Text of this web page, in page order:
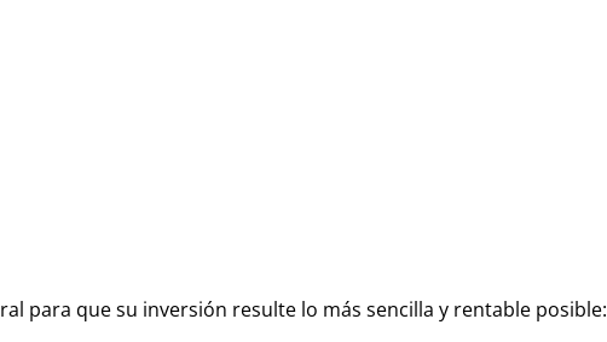
para que su inversión resulte lo más sencilla y rentable posible: